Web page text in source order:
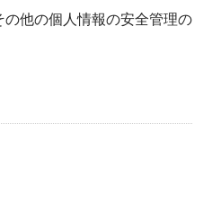
他の個人情報の安全管理の